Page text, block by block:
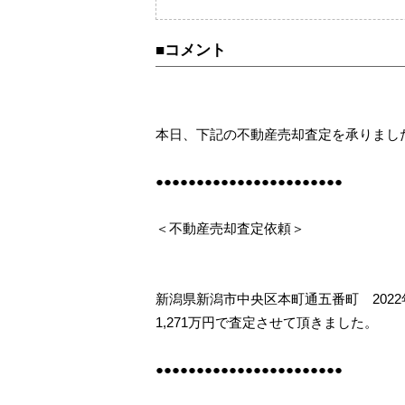
売却査定事例 購
■コメント
本日、下記の不動産売却査定を承りまし
●●●●●●●●●●●●●●●●●●●●●●●
＜不動産売却査定依頼＞
新潟県新潟市中央区本町通五番町 2022
1,271万円で査定させて頂きました。
●●●●●●●●●●●●●●●●●●●●●●●